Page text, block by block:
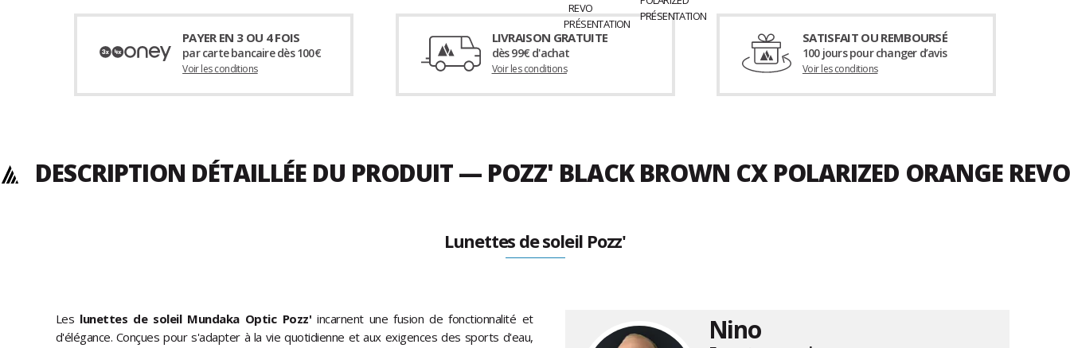
PAYER EN 3 OU 4 FOIS
par carte bancaire dès 100€
Voir les conditions
LIVRAISON GRATUITE
dès 99€ d'achat
Voir les conditions
SATISFAIT OU REMBOURSÉ
100 jours pour changer d’avis
Voir les conditions
DESCRIPTION DÉTAILLÉE DU PRODUIT — POZZ' BLACK BROWN CX POLARIZED ORANGE REVO
Lunettes de soleil Pozz'
Les lunettes de soleil Mundaka Optic Pozz' incarnent une fusion de fonctionnalité et
d'élégance. Conçues pour s'adapter à la vie quotidienne et aux exigences des sports d'eau,
Nino